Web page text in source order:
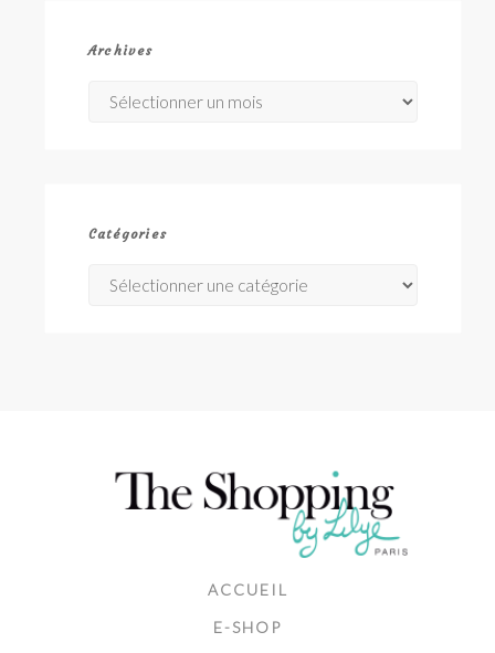
Archives
Catégories
ACCUEIL
E-SHOP